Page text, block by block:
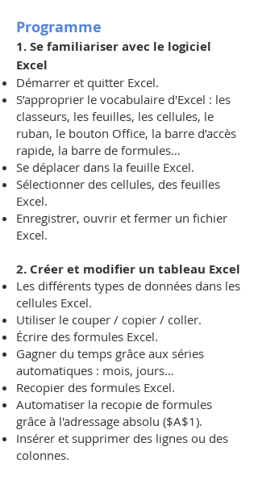
Programme
1. Se familiariser avec le logiciel
Excel
Démarrer et quitter Excel.
S’approprier le vocabulaire d'Excel : les
classeurs, les feuilles, les cellules, le
ruban, le bouton Office, la barre d’accès
rapide, la barre de formules…
Se déplacer dans la feuille Excel.
Sélectionner des cellules, des feuilles
Excel.
Enregistrer, ouvrir et fermer un fichier
Excel.
2. Créer et modifier un tableau Excel
Les différents types de données dans les
cellules Excel.
Utiliser le couper / copier / coller.
Écrire des formules Excel.
Gagner du temps grâce aux séries
automatiques : mois, jours…
Recopier des formules Excel.
Automatiser la recopie de formules
grâce à l'adressage absolu ($A$1).
Insérer et supprimer des lignes ou des
colonnes.